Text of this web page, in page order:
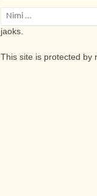
Salvesta minu nimi,
jaoks.
This site is protected by